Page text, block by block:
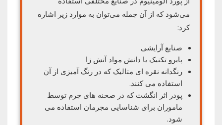
می‌شود که از آن جمله می‌توان به موارد زیر اشاره
کرد:
صنایع آرایشی
پایرو تکنیک یا دانش مواد آتش زا
رنگدانه نقره ای متالیک که در رنگ آمیزی از آن
استفاده می‌ کنند.
پودر اثر انگشت که در صحنه‌ های جرم توسط
ماموران برای شناسایی مجرمان استفاده می‌
شود.